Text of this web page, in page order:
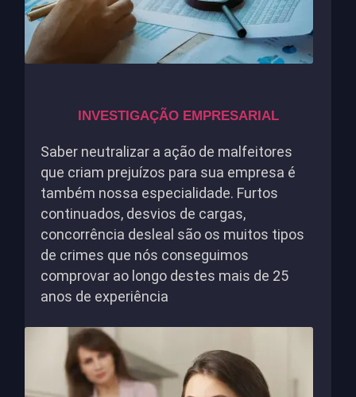
INVESTIGAÇÃO EMPRESARIAL
Saber neutralizar a ação de malfeitores
que criam prejuízos para sua empresa é
também nossa especialidade. Furtos
continuados, desvios de cargas,
concorrência desleal são os muitos tipos
de crimes que nós conseguimos
comprovar ao longo destes mais de 25
anos de experiência